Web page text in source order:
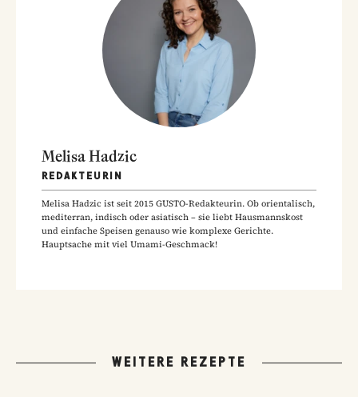
Melisa Hadzic
REDAKTEURIN
Melisa Hadzic ist seit 2015 GUSTO-Redakteurin. Ob orientalisch,
mediterran, indisch oder asiatisch – sie liebt Hausmannskost
und einfache Speisen genauso wie komplexe Gerichte.
Hauptsache mit viel Umami-Geschmack!
WEITERE REZEPTE